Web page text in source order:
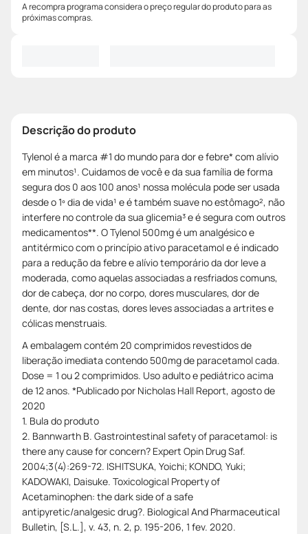
A recompra programa considera o preço regular do produto para as
próximas compras.
Descrição do produto
Tylenol é a marca #1 do mundo para dor e febre* com alívio
em minutos¹. Cuidamos de você e da sua família de forma
segura dos 0 aos 100 anos¹ nossa molécula pode ser usada
desde o 1º dia de vida¹ e é também suave no estômago², não
interfere no controle da sua glicemia³ e é segura com outros
medicamentos**. O Tylenol 500mg é um analgésico e
antitérmico com o princípio ativo paracetamol e é indicado
para a redução da febre e alívio temporário da dor leve a
moderada, como aquelas associadas a resfriados comuns,
dor de cabeça, dor no corpo, dores musculares, dor de
dente, dor nas costas, dores leves associadas a artrites e
cólicas menstruais.
A embalagem contém 20 comprimidos revestidos de
liberação imediata contendo 500mg de paracetamol cada.
Dose = 1 ou 2 comprimidos. Uso adulto e pediátrico acima
de 12 anos. *Publicado por Nicholas Hall Report, agosto de
2020
1. Bula do produto
2. Bannwarth B. Gastrointestinal safety of paracetamol: is
there any cause for concern? Expert Opin Drug Saf.
2004;3(4):269-72. ISHITSUKA, Yoichi; KONDO, Yuki;
KADOWAKI, Daisuke. Toxicological Property of
Acetaminophen: the dark side of a safe
antipyretic/analgesic drug?. Biological And Pharmaceutical
Bulletin, [S.L.], v. 43, n. 2, p. 195-206, 1 fev. 2020.